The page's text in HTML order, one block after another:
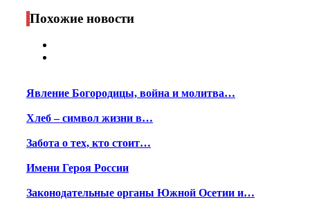
Print
Похожие новости
Явление Богородицы, война и молитва…
Хлеб – символ жизни в…
Забота о тех, кто стоит…
Имени Героя России
Законодательные органы Южной Осетии и…